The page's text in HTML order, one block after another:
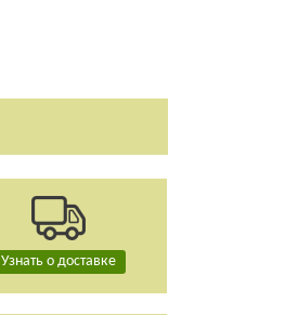
Узнать о доставке